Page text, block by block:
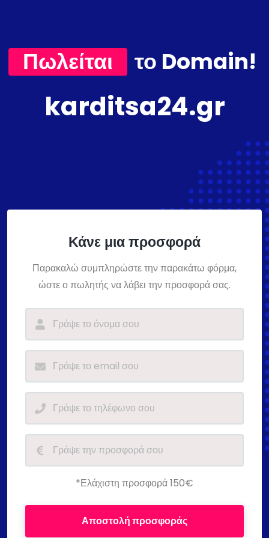
Πωλείται το Domain!
karditsa24.gr
Κάνε μια προσφορά
Παρακαλώ συμπληρώστε την παρακάτω φόρμα,
ώστε ο πωλητής να λάβει την προσφορά σας.
*Ελάχιστη προσφορά 150€
Αποστολή προσφοράς